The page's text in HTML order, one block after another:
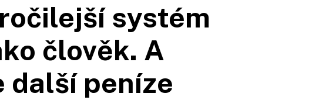
systém
člověk. A
další peníze